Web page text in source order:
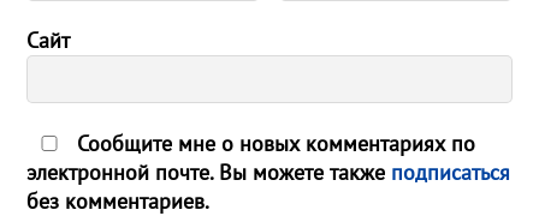
Сайт
Сообщите мне о новых комментариях по
электронной почте. Вы можете также подписаться
без комментариев.